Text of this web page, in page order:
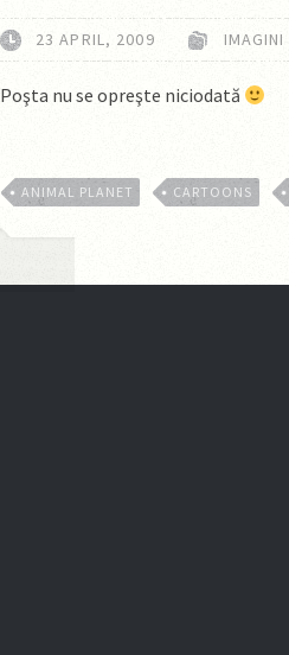
23 APRIL, 2009 IMAGINI
Poşta nu se opreşte niciodată
ANIMAL PLANET CARTOONS